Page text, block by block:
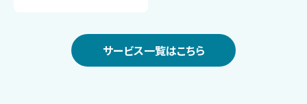
サービス一覧はこちら